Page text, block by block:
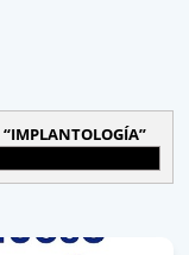
IMPLANTOLOGÍA